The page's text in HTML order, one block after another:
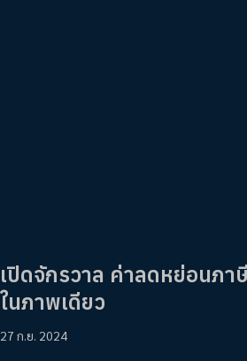
เปิดจักรวาล ค่าลดหย่อนภ
ในภาพเดียว
27 ก.ย. 2024